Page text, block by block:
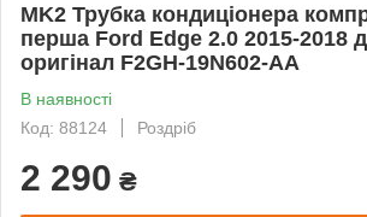
MK2 Трубка кондиціонера
перша Ford Edge 2.0 2015-2018
оригінал F2GH-19N602-AA
В наявності
Код: 88124
Роздріб
2 290 ₴